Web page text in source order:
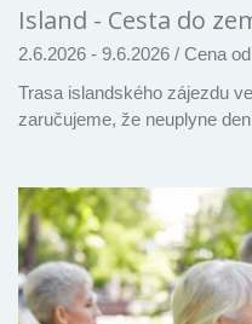
Island - Cesta do
2.6.2026 - 9.6.2026 / Cena
Trasa islandského zájezdu
zaručujeme, že neuplyne